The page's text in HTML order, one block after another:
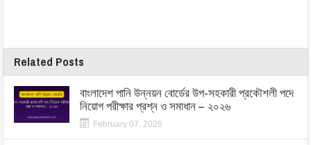
Related Posts
বাংলাদেশ পানি উন্নয়ন বোর্ডের উপ-সহকারী প্রকৌশলী পদে
নিয়োগ পরীক্ষার প্রশ্ন ও সমাধান – ২০২৬
February 07, 2026